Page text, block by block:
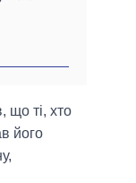
що ті, хто
його